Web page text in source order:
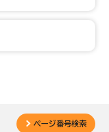
ページ番号検索